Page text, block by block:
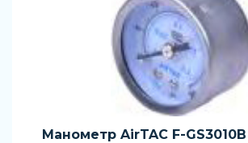
Манометр AirTAC F-GS3010B